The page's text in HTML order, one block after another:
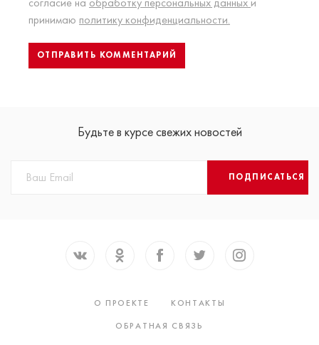
принимаю политику конфиденциальности.
Будьте в курсе свежих новостей
ПОДПИСАТЬСЯ
О ПРОЕКТЕ
КОНТАКТЫ
ОБРАТНАЯ СВЯЗЬ